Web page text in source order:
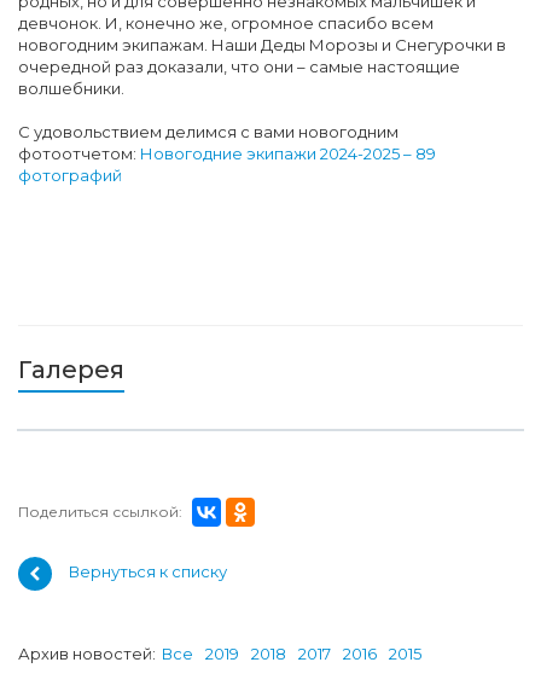
девчонок. И, конечно же, огромное спасибо всем
новогодним экипажам. Наши Деды Морозы и Снегурочки в
очередной раз доказали, что они – самые настоящие
волшебники.
С удовольствием делимся с вами новогодним
фотоотчетом: Новогодние экипажи 2024-2025 – 89
фотографий
Галерея
Поделиться ссылкой:
Вернуться к списку
Архив новостей: Все 2019 2018 2017 2016 2015